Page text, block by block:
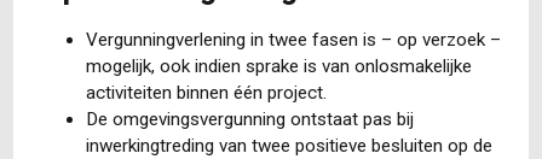
Vergunningverlening in twee fasen is – op verzoek –
mogelijk, ook indien sprake is van onlosmakelijke
activiteiten binnen één project.
De omgevingsvergunning ontstaat pas bij
inwerkingtreding van twee positieve besluiten op de